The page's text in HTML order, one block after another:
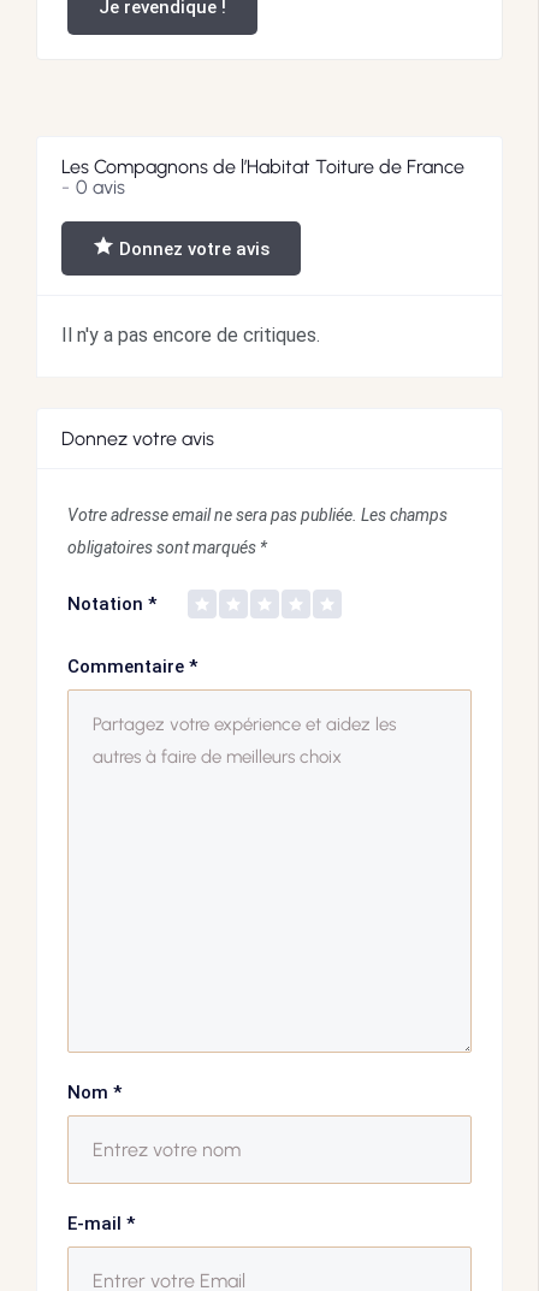
Je revendique !
Les Compagnons de l’Habitat Toiture de France
0 avis
Donnez votre avis
Il n'y a pas encore de critiques.
Donnez votre avis
Votre adresse email ne sera pas publiée. Les champs
obligatoires sont marqués *
Notation *
Commentaire *
Nom *
E-mail *